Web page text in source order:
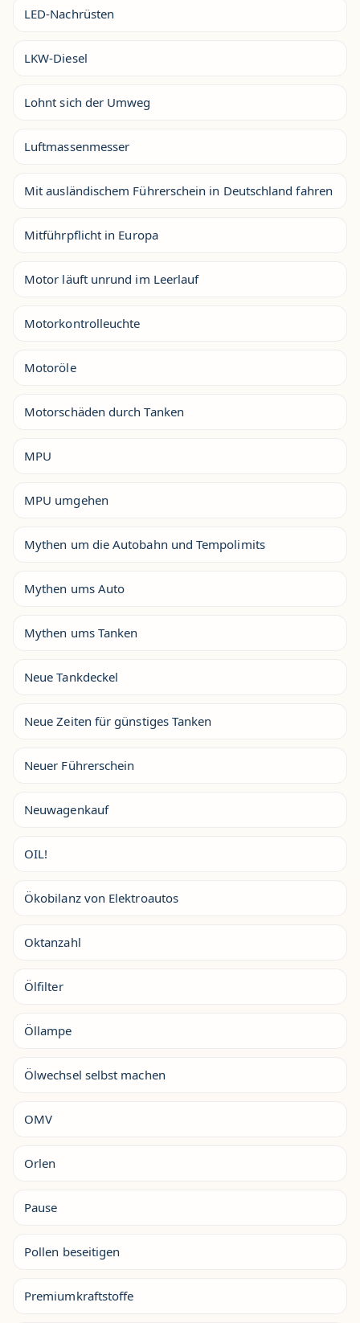
LED-Nachrüsten
LKW-Diesel
Lohnt sich der Umweg
Luftmassenmesser
Mit ausländischem Führerschein in Deutschland fahren
Mitführpflicht in Europa
Motor läuft unrund im Leerlauf
Motorkontrolleuchte
Motoröle
Motorschäden durch Tanken
MPU
MPU umgehen
Mythen um die Autobahn und Tempolimits
Mythen ums Auto
Mythen ums Tanken
Neue Tankdeckel
Neue Zeiten für günstiges Tanken
Neuer Führerschein
Neuwagenkauf
OIL!
Ökobilanz von Elektroautos
Oktanzahl
Ölfilter
Öllampe
Ölwechsel selbst machen
OMV
Orlen
Pause
Pollen beseitigen
Premiumkraftstoffe